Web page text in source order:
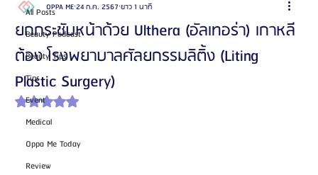
All Posts
Beauty Podcast
Beauty Tips
Tips
Event
Medical
Oppa Me Today
Review
ยกกระชับหน้าด้วย Ulthera (อัลเทอร่า) เกาหลี
ต้อง โรงพยาบาลศัลยกรรมลิติ้ง (Liting
Plastic Surgery)
OPPA ME24 ก.ค. 2567 ยาว 1 นาที
ได้รับ NaN เต็ม 5 ดาว